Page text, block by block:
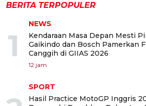
BERITA TERPOPULER
1
NEWS
Kendaraan Masa Depan Mesti
Gaikindo dan Bosch Pamerkan
Canggih di GIIAS 2026
12 jam
SPORT
Hasil Practice MotoGP Inggris